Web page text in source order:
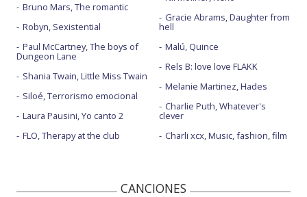
Bruno Mars, The romantic
Robyn, Sexistential
Paul McCartney, The boys of
Dungeon Lane
Shania Twain, Little Miss Twain
Siloé, Terrorismo emocional
Laura Pausini, Yo canto 2
FLO, Therapy at the club
Gracie Abrams, Daughter from
hell
Malú, Quince
Rels B: love love FLAKK
Melanie Martinez, Hades
Charlie Puth, Whatever's
clever
Charli xcx, Music, fashion, film
CANCIONES